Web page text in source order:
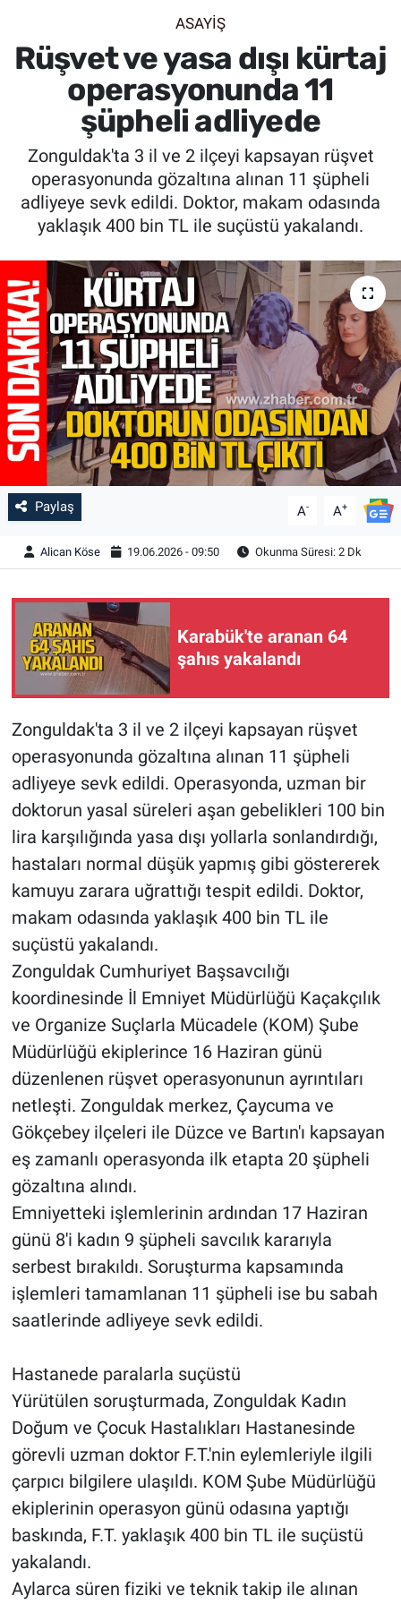
ASAYİŞ
Rüşvet ve yasa dışı kürtaj
operasyonunda 11
şüpheli adliyede
Zonguldak'ta 3 il ve 2 ilçeyi kapsayan rüşvet
operasyonunda gözaltına alınan 11 şüpheli
adliyeye sevk edildi. Doktor, makam odasında
yaklaşık 400 bin TL ile suçüstü yakalandı.
Paylaş A- A+
Alican Köse 19.06.2026 - 09:50 Okunma Süresi: 2 Dk
Karabük'te aranan 64
şahıs yakalandı
Zonguldak'ta 3 il ve 2 ilçeyi kapsayan rüşvet
operasyonunda gözaltına alınan 11 şüpheli
adliyeye sevk edildi. Operasyonda, uzman bir
doktorun yasal süreleri aşan gebelikleri 100 bin
lira karşılığında yasa dışı yollarla sonlandırdığı,
hastaları normal düşük yapmış gibi göstererek
kamuyu zarara uğrattığı tespit edildi. Doktor,
makam odasında yaklaşık 400 bin TL ile
suçüstü yakalandı.
Zonguldak Cumhuriyet Başsavcılığı
koordinesinde İl Emniyet Müdürlüğü Kaçakçılık
ve Organize Suçlarla Mücadele (KOM) Şube
Müdürlüğü ekiplerince 16 Haziran günü
düzenlenen rüşvet operasyonunun ayrıntıları
netleşti. Zonguldak merkez, Çaycuma ve
Gökçebey ilçeleri ile Düzce ve Bartın'ı kapsayan
eş zamanlı operasyonda ilk etapta 20 şüpheli
gözaltına alındı.
Emniyetteki işlemlerinin ardından 17 Haziran
günü 8'i kadın 9 şüpheli savcılık kararıyla
serbest bırakıldı. Soruşturma kapsamında
işlemleri tamamlanan 11 şüpheli ise bu sabah
saatlerinde adliyeye sevk edildi.
Hastanede paralarla suçüstü
Yürütülen soruşturmada, Zonguldak Kadın
Doğum ve Çocuk Hastalıkları Hastanesinde
görevli uzman doktor F.T.'nin eylemleriyle ilgili
çarpıcı bilgilere ulaşıldı. KOM Şube Müdürlüğü
ekiplerinin operasyon günü odasına yaptığı
baskında, F.T. yaklaşık 400 bin TL ile suçüstü
yakalandı.
Aylarca süren fiziki ve teknik takip ile alınan
SPOR
SAĞLIK